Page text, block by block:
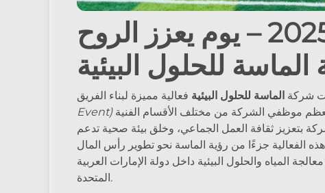
2025 – يوم يعزز الروح
للحلول البيئية
شركة الماسة للحلول البيئية
Event) موظفي الشركة من مختلف الأقسام الفنية
بتعزيز ثقافة العمل الجماعي، وخلق بيئة صحية تدعم
الفعالية جزءًا من رؤية الماسة نحو تطوير رأس المال
المياه والحلول البيئية داخل دولة الإمارات العربية
المتحدة.